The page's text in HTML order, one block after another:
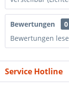
Bewertungen
0
Bewertungen
Service Hotline